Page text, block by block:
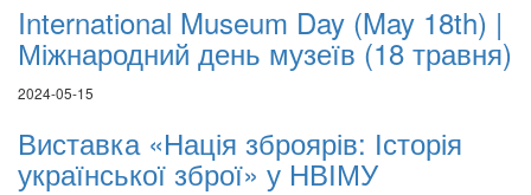
International Museum Day (May 18th) |
Міжнародний день музеїв (18 травня)
2024-05-15
Виставка «Нація зброярів: Історія
української зброї» у НВІМУ